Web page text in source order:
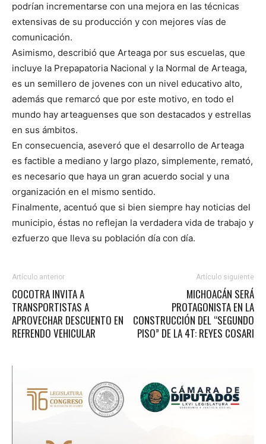
podrían incrementarse con una mejora en las técnicas
extensivas de su producción y con mejores vías de
comunicación.
Asimismo, describió que Arteaga por sus escuelas, que
incluye la Prepapatoria Nacional y la Normal de Arteaga,
es un semillero de jovenes con un nivel educativo alto,
además que remarcó que por este motivo, en todo el
mundo hay arteaguenses que son destacados y estrellas
en sus ámbitos.
En consecuencia, aseveró que el desarrollo de Arteaga
es factible a mediano y largo plazo, simplemente, remató,
es necesario que haya un gran acuerdo social y una
organización en el mismo sentido.
Finalmente, acentuó que si bien siempre hay noticias del
municipio, éstas no reflejan la verdadera vida de trabajo y
ezfuerzo que lleva su población día con día.
Artículo anterior
COCOTRA INVITA A
TRANSPORTISTAS A
APROVECHAR DESCUENTO EN
REFRENDO VEHICULAR
Artículo siguiente
MICHOACÁN SERÁ
PROTAGONISTA EN LA
CONSTRUCCIÓN DEL “SEGUNDO
PISO” DE LA 4T: REYES COSARI